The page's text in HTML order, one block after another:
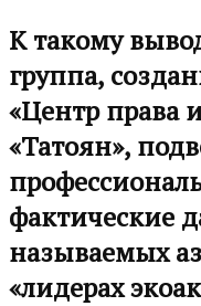
К такому
группа,
«Центр права
«Татоян»,
фактические
называемых
«лидерах